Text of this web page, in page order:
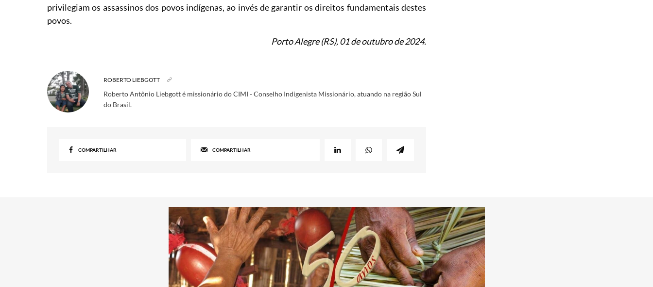
privilegiam os assassinos dos povos indígenas, ao invés de garantir os direitos fundamentais destes
povos.
Porto Alegre (RS), 01 de outubro de 2024.
ROBERTO LIEBGOTT
Roberto Antônio Liebgott é missionário do CIMI - Conselho Indigenista Missionário, atuando na região Sul
do Brasil.
COMPARTILHAR COMPARTILHAR